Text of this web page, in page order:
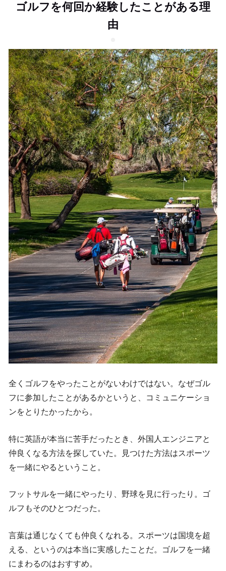
ゴルフを何回か経験したことがある理
由
全くゴルフをやったことがないわけではない。なぜゴル
フに参加したことがあるかというと、コミュニケーショ
ンをとりたかったから。
特に英語が本当に苦手だったとき、外国人エンジニアと
仲良くなる方法を探していた。見つけた方法はスポーツ
を一緒にやるということ。
フットサルを一緒にやったり、野球を見に行ったり。ゴ
ルフもそのひとつだった。
言葉は通じなくても仲良くなれる。スポーツは国境を超
える、というのは本当に実感したことだ。ゴルフを一緒
にまわるのはおすすめ。